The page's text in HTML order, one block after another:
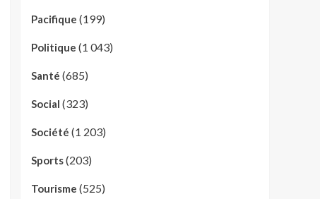
Pacifique (199)
Politique (1 043)
Santé (685)
Social (323)
Société (1 203)
Sports(203)
Tourisme (525)